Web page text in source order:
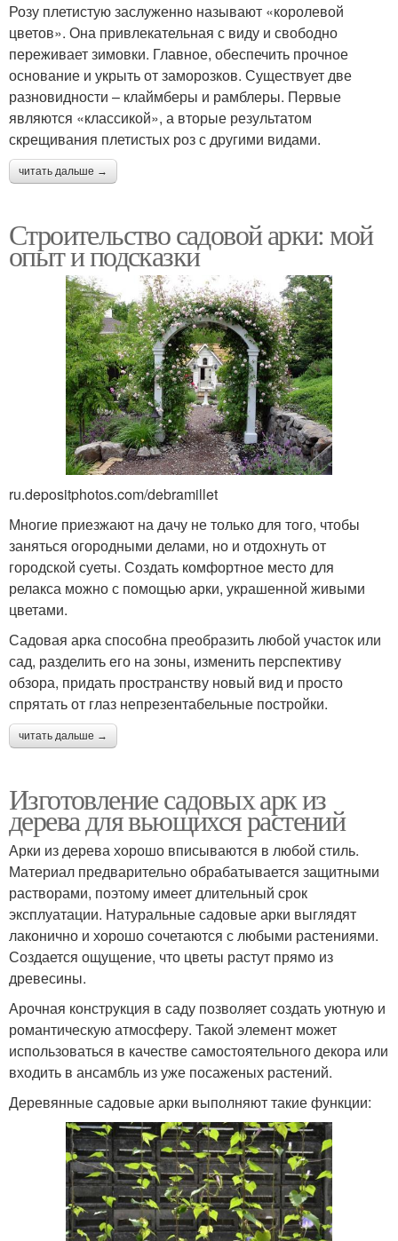
Розу плетистую заслуженно называют «королевой
цветов». Она привлекательная с виду и свободно
переживает зимовки. Главное, обеспечить прочное
основание и укрыть от заморозков. Существует две
разновидности – клаймберы и рамблеры. Первые
являются «классикой», а вторые результатом
скрещивания плетистых роз с другими видами.
читать дальше →
Строительство садовой арки: мой
опыт и подсказки
ru.depositphotos.com/debramillet
Многие приезжают на дачу не только для того, чтобы
заняться огородными делами, но и отдохнуть от
городской суеты. Создать комфортное место для
релакса можно с помощью арки, украшенной живыми
цветами.
Садовая арка способна преобразить любой участок или
сад, разделить его на зоны, изменить перспективу
обзора, придать пространству новый вид и просто
спрятать от глаз непрезентабельные постройки.
читать дальше →
Изготовление садовых арк из
дерева для вьющихся растений
Арки из дерева хорошо вписываются в любой стиль.
Материал предварительно обрабатывается защитными
растворами, поэтому имеет длительный срок
эксплуатации. Натуральные садовые арки выглядят
лаконично и хорошо сочетаются с любыми растениями.
Создается ощущение, что цветы растут прямо из
древесины.
Арочная конструкция в саду позволяет создать уютную и
романтическую атмосферу. Такой элемент может
использоваться в качестве самостоятельного декора или
входить в ансамбль из уже посаженых растений.
Деревянные садовые арки выполняют такие функции: